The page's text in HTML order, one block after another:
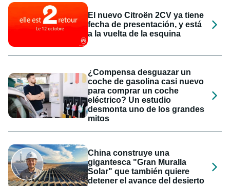
El nuevo Citroën 2CV ya tiene
fecha de presentación, y está
a la vuelta de la esquina
¿Compensa desguazar un
coche de gasolina casi nuevo
para comprar un coche
eléctrico? Un estudio
desmonta uno de los grandes
mitos
China construye una
gigantesca "Gran Muralla
Solar" que también quiere
detener el avance del desierto